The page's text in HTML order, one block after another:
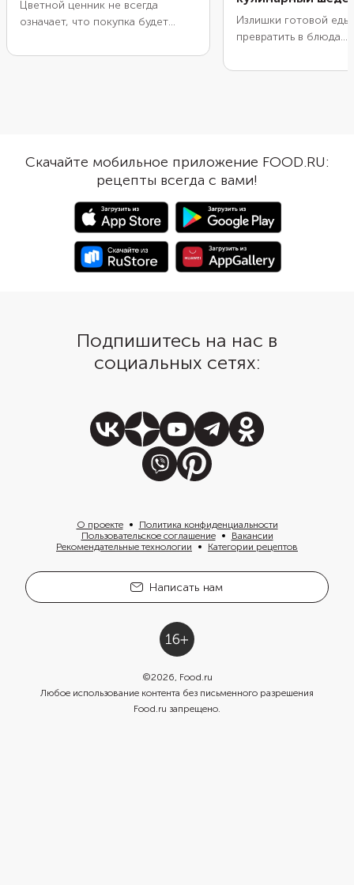
Цветной ценник не всегда
означает, что покупка будет
действовать только при
полке продукты? Разбираемся,
как быстро оценивать
предложения в магазине и
совершать действительно
выгодные покупки.
Излишки готовой еды
превратить в блюда
Вчерашние рис и
Food.ru, чтобы
вчерашнюю еду в
шедевр.
Скачайте мобильное приложение FOOD.RU:
рецепты всегда с вами!
Подпишитесь на нас в
социальных сетях:
О проекте
Политика конфиденциальности
Пользовательское соглашение
Вакансии
Рекомендательные технологии
Категории рецептов
Написать нам
©2026, Food.ru
Любое использование контента без письменного разрешения
Food.ru запрещено.